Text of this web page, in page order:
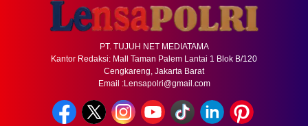
PT. TUJUH NET MEDIATAMA
Kantor Redaksi: Mall Taman Palem Lantai 1 Blok B/120
Cengkareng, Jakarta Barat
Email :Lensapolri@gmail.com